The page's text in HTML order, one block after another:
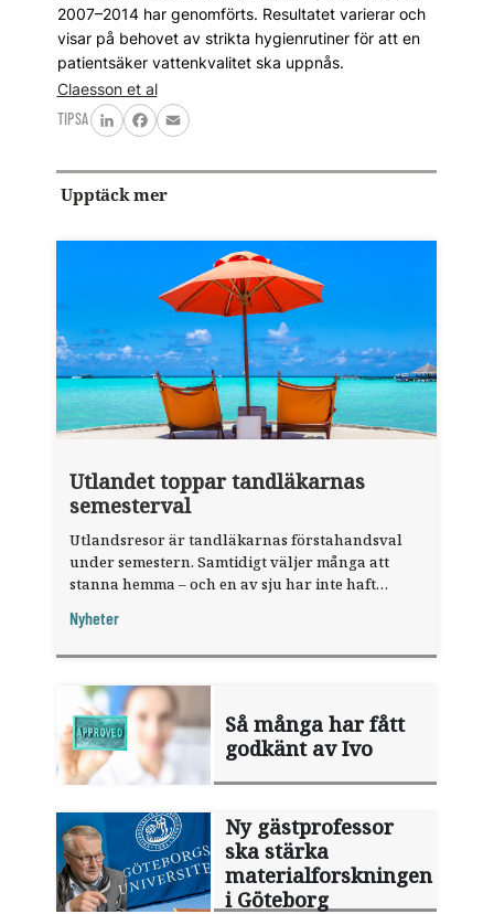
2007–2014 har genomförts. Resultatet varierar och
visar på behovet av strikta hygienrutiner för att en
patientsäker vattenkvalitet ska uppnås.
Claesson et al
TIPSA
LinkedInFacebook
Email
Upptäck mer
Utlandet toppar tandläkarnas
semesterval
Utlandsresor är tandläkarnas förstahandsval
under semestern. Samtidigt väljer många att
stanna hemma – och en av sju har inte haft
fråga".
Nyheter
Så många har fått
godkänt av Ivo
Ny gästprofessor
ska stärka
materialforskningen
i Göteborg